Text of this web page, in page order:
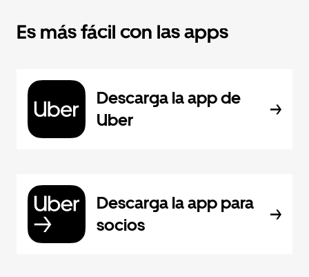
Es más fácil con las apps
Descarga la app de
Uber
Descarga la app para
socios